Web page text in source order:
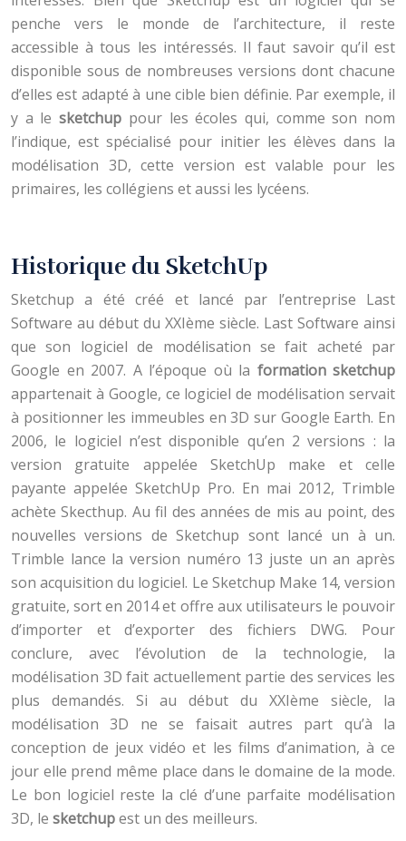
penche vers le monde de l’architecture, il reste
accessible à tous les intéressés. Il faut savoir qu’il est
disponible sous de nombreuses versions dont chacune
d’elles est adapté à une cible bien définie. Par exemple, il
y a lesketchup pour les écoles qui, comme son nom
l’indique, est spécialisé pour initier les élèves dans la
modélisation 3D, cette version est valable pour les
primaires, les collégiens et aussi les lycéens.
Historique du SketchUp
Sketchup a été créé et lancé par l’entreprise Last
Software au début du XXIème siècle. Last Software ainsi
que son logiciel de modélisation se fait acheté par
Google en 2007. A l’époque où la formation sketchup
appartenait à Google, ce logiciel de modélisation servait
à positionner les immeubles en 3D sur Google Earth. En
2006, le logiciel n’est disponible qu’en 2 versions : la
version gratuite appelée SketchUp make et celle
payante appelée SketchUp Pro. En mai 2012, Trimble
achète Skecthup. Au fil des années de mis au point, des
nouvelles versions de Sketchup sont lancé un à un.
Trimble lance la version numéro 13 juste un an après
son acquisition du logiciel. Le Sketchup Make 14, version
gratuite, sort en 2014 et offre aux utilisateurs le pouvoir
d’importer et d’exporter des fichiers DWG. Pour
conclure, avec l’évolution de la technologie, la
modélisation 3D fait actuellement partie des services les
plus demandés. Si au début du XXIème siècle, la
modélisation 3D ne se faisait autres part qu’à la
conception de jeux vidéo et les films d’animation, à ce
jour elle prend même place dans le domaine de la mode.
Le bon logiciel reste la clé d’une parfaite modélisation
3D, le sketchupest un des meilleurs.